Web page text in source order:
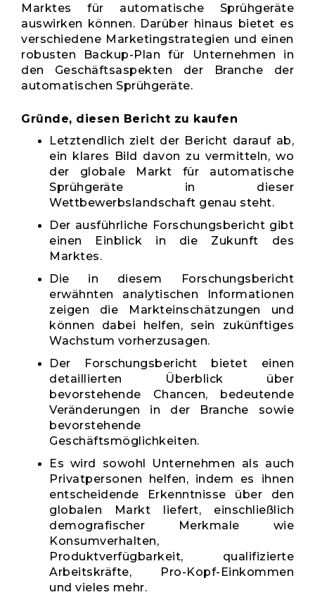
Marktes für automatische Sprühgeräte
auswirken können. Darüber hinaus bietet es
verschiedene Marketingstrategien und einen
robusten Backup-Plan für Unternehmen in
den Geschäftsaspekten der Branche der
automatischen Sprühgeräte.
Gründe, diesen Bericht zu kaufen
Letztendlich zielt der Bericht darauf ab,
ein klares Bild davon zu vermitteln, wo
der globale Markt für automatische
Sprühgeräte in dieser
Wettbewerbslandschaft genau steht.
Der ausführliche Forschungsbericht gibt
einen Einblick in die Zukunft des
Marktes.
Die in diesem Forschungsbericht
erwähnten analytischen Informationen
zeigen die Markteinschätzungen und
können dabei helfen, sein zukünftiges
Wachstum vorherzusagen.
Der Forschungsbericht bietet einen
detaillierten Überblick über
bevorstehende Chancen, bedeutende
Veränderungen in der Branche sowie
bevorstehende
Geschäftsmöglichkeiten.
Es wird sowohl Unternehmen als auch
Privatpersonen helfen, indem es ihnen
entscheidende Erkenntnisse über den
globalen Markt liefert, einschließlich
demografischer Merkmale wie
Konsumverhalten,
Produktverfügbarkeit, qualifizierte
Arbeitskräfte, Pro-Kopf-Einkommen
und vieles mehr.